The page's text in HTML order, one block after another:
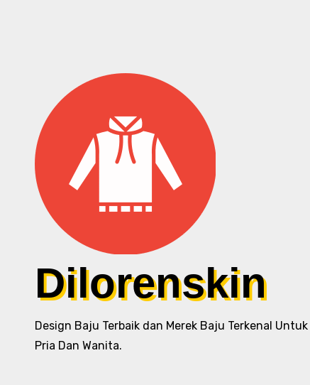
Dilorenskin
Design Baju Terbaik dan Merek Baju Terkenal Untuk
Pria Dan Wanita.